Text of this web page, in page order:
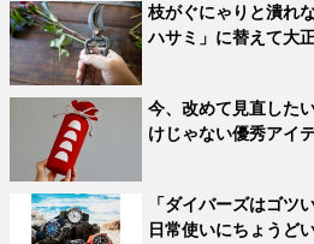
枝がぐにゃりと潰れ
ハサミ」に替えて大
今、改めて見直した
けじゃない優秀アイ
「ダイバーズはゴツ
日常使いにちょうど